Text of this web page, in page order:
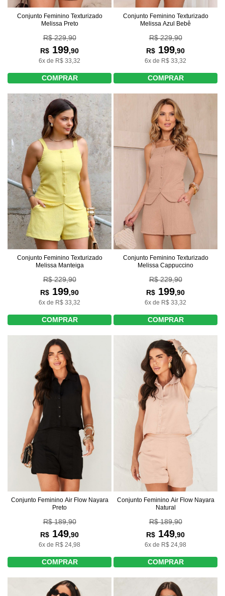
Conjunto Feminino Texturizado
Melissa Preto
R$ 229,90
R$ 199,90
6x de R$ 33,32
COMPRAR
Conjunto Feminino Texturizado
Melissa Azul Bebê
R$ 229,90
R$ 199,90
6x de R$ 33,32
COMPRAR
Conjunto Feminino Texturizado
Melissa Manteiga
R$ 229,90
R$ 199,90
6x de R$ 33,32
COMPRAR
Conjunto Feminino Texturizado
Melissa Cappuccino
R$ 229,90
R$ 199,90
6x de R$ 33,32
COMPRAR
Conjunto Feminino Air Flow Nayara
Preto
R$ 189,90
R$ 149,90
6x de R$ 24,98
COMPRAR
Conjunto Feminino Air Flow Nayara
Natural
R$ 189,90
R$ 149,90
6x de R$ 24,98
COMPRAR